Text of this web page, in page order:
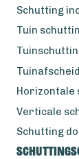
Schutting
Tuin
Horizontale
Verticale
Schutting